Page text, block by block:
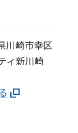
川崎市幸区
ィ新川崎